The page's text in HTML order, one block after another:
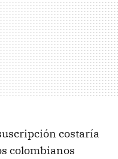
costaría
colombianos